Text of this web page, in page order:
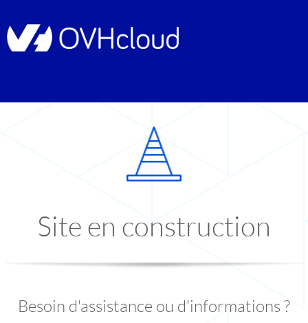
Site en construction
Besoin d'assistance ou d'informations ?